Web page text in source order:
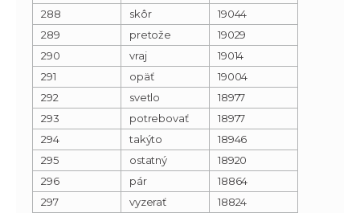
288
skôr
19044
289
pretože
19029
290
vraj
19014
291
opäť
19004
292
svetlo
18977
293
potrebovať
18977
294
takýto
18946
295
ostatný
18920
296
pár
18864
297
vyzerať 18824